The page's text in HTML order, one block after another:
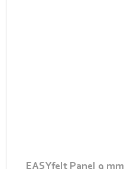
EASYfelt Panel 9 mm